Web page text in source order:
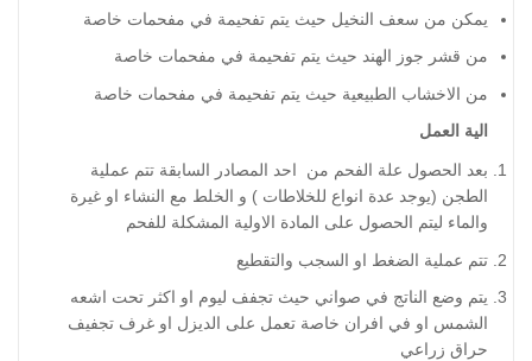
يمكن من سعف النخيل حيث يتم تفحيمة في مفحمات خاصة
من قشر جوز الهند حيث يتم تفحيمة في مفحمات خاصة
من الاخشاب الطبيعية حيث يتم تفحيمة في مفحمات خاصة
الية العمل
بعد الحصول علة الفحم من احد المصادر السابقة تتم عملية
الطجن (يوجد عدة انواع للخلاطات ) و الخلط مع النشاء او غيرة
والماء ليتم الحصول على المادة الاولية المشكلة للفحم
تتم عملية الضغط او السجب والتقطيع
يتم وضع الناتج في صواني حيث تجفف ليوم او اكثر تحت اشعه
الشمس او في افران خاصة تعمل على الديزل او غرف تجفيف
حراق زراعي